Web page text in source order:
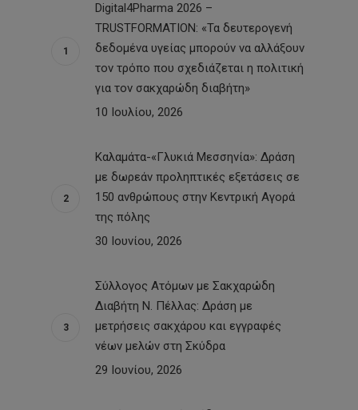
Digital4Pharma 2026 –
TRUSTFORMATION: «Τα δευτερογενή
δεδομένα υγείας μπορούν να αλλάξουν
τον τρόπο που σχεδιάζεται η πολιτική
για τον σακχαρώδη διαβήτη»
10 Ιουλίου, 2026
Καλαμάτα-«Γλυκιά Μεσσηνία»: Δράση
με δωρεάν προληπτικές εξετάσεις σε
150 ανθρώπους στην Κεντρική Αγορά
της πόλης
30 Ιουνίου, 2026
Σύλλογος Ατόμων με Σακχαρώδη
Διαβήτη Ν. Πέλλας: Δράση με
μετρήσεις σακχάρου και εγγραφές
νέων μελών στη Σκύδρα
29 Ιουνίου, 2026